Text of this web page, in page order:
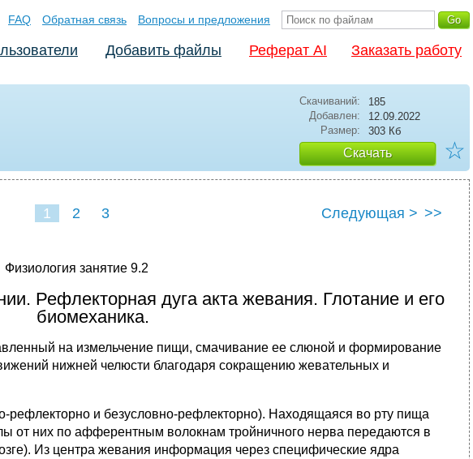
FAQ Обратная связь Вопросы и предложения
Добавить файлы Реферат AI Заказать работу
Скачиваний:
185
Добавлен:
12.09.2022
Размер:
303 Кб
Скачать ☆
1 2 3 Следующая > >>
Физиология занятие 9.2
Рефлекторная дуга акта жевания. Глотание и его
биомеханика.
на измельчение пищи, смачивание ее слюной и формирование
нижней челюсти благодаря сокращению жевательных и
рефлекторно и безусловно-рефлекторно). Находящаяся во рту пища
от них по афферентным волокнам тройничного нерва передаются в
Из центра жевания информация через специфические ядра